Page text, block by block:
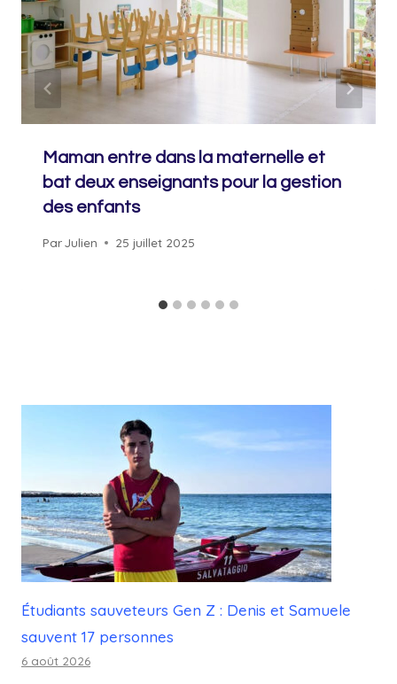
Maman entre dans la maternelle et
bat deux enseignants pour la gestion
des enfants
ParJulien 25 juillet 2025
Étudiants sauveteurs Gen Z : Denis et Samuele
sauvent 17 personnes
6 août 2026